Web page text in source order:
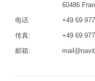
60486
电话:
+49 69
传真:
+49 69
邮箱: